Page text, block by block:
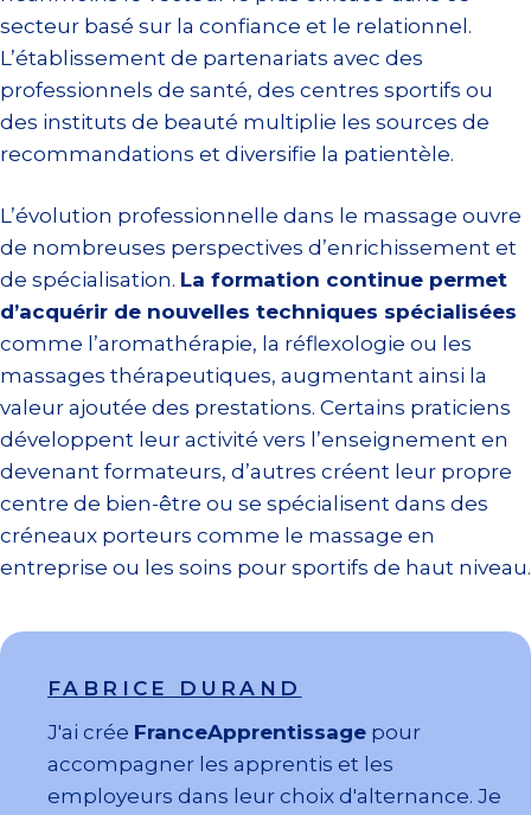
secteur basé sur la confiance et le relationnel.
L’établissement de partenariats avec des
professionnels de santé, des centres sportifs ou
des instituts de beauté multiplie les sources de
recommandations et diversifie la patientèle.
L’évolution professionnelle dans le massage ouvre
de nombreuses perspectives d’enrichissement et
de spécialisation. La formation continue permet
d’acquérir de nouvelles techniques spécialisées
comme l’aromathérapie, la réflexologie ou les
massages thérapeutiques, augmentant ainsi la
valeur ajoutée des prestations. Certains praticiens
développent leur activité vers l’enseignement en
devenant formateurs, d’autres créent leur propre
centre de bien-être ou se spécialisent dans des
créneaux porteurs comme le massage en
entreprise ou les soins pour sportifs de haut niveau.
FABRICE DURAND
J'ai crée FranceApprentissage pour
accompagner les apprentis et les
employeurs dans leur choix d'alternance. Je